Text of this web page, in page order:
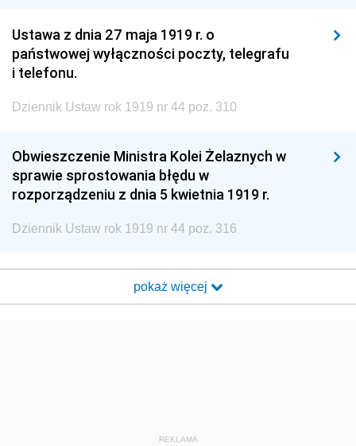
Ustawa z dnia 27 maja 1919 r. o
państwowej wyłączności poczty, telegrafu
i telefonu.
Dziennik Ustaw rok 1919 nr 44 poz. 310
Obwieszczenie Ministra Kolei Żelaznych w
sprawie sprostowania błędu w
rozporządzeniu z dnia 5 kwietnia 1919 r.
Dziennik Ustaw rok 1919 nr 44 poz. 316
pokaż więcej
REKLAMA